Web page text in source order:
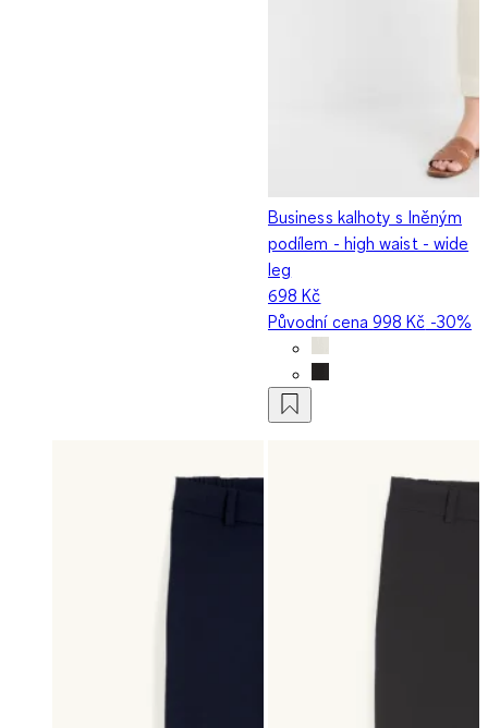
Business kalhoty s lněným
podílem - high waist - wide
leg
698 Kč
Původní cena998 Kč -30%